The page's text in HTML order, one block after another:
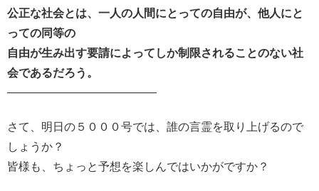
公正な社会とは、一人の人間にとっての自由が、他人にと
っての同等の
自由が生み出す要請によってしか制限されることのない社
会であるだろう。
━━━━━━━━━━━━━━━
さて、明日の５０００号では、誰の言霊を取り上げるので
しょうか？
皆様も、ちょっと予想を楽しんではいかがですか？